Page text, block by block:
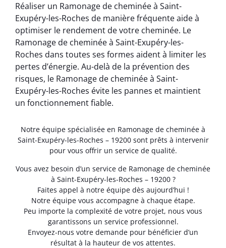
Réaliser un Ramonage de cheminée à Saint-
Exupéry-les-Roches de manière fréquente aide à
optimiser le rendement de votre cheminée. Le
Ramonage de cheminée à Saint-Exupéry-les-
Roches dans toutes ses formes aident à limiter les
pertes d’énergie. Au-delà de la prévention des
risques, le Ramonage de cheminée à Saint-
Exupéry-les-Roches évite les pannes et maintient
un fonctionnement fiable.
Notre équipe spécialisée en Ramonage de cheminée à
Saint-Exupéry-les-Roches – 19200 sont prêts à intervenir
pour vous offrir un service de qualité.
Vous avez besoin d’un service de Ramonage de cheminée
à Saint-Exupéry-les-Roches – 19200 ?
Faites appel à notre équipe dès aujourd’hui !
Notre équipe vous accompagne à chaque étape.
Peu importe la complexité de votre projet, nous vous
garantissons un service professionnel.
Envoyez-nous votre demande pour bénéficier d’un
résultat à la hauteur de vos attentes.